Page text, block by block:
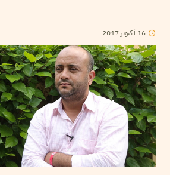
16 أكتوبر 2017